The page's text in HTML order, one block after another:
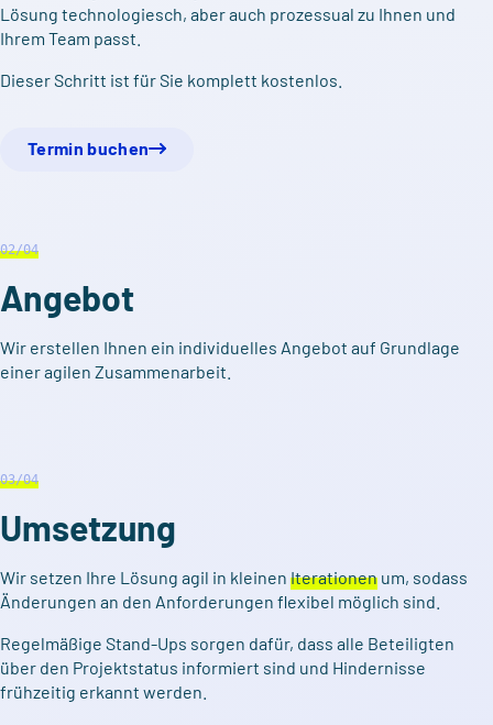
Lösung technologiesch, aber auch prozessual zu Ihnen und
Ihrem Team passt.
Dieser Schritt ist für Sie komplett kostenlos.
Termin buchen
02/04
Angebot
Wir erstellen Ihnen ein individuelles Angebot auf Grundlage
einer agilen Zusammenarbeit.
03/04
Umsetzung
Wir setzen Ihre Lösung agil in kleinen Iterationen um, sodass
Änderungen an den Anforderungen flexibel möglich sind.
Regelmäßige Stand-Ups sorgen dafür, dass alle Beteiligten
über den Projektstatus informiert sind und Hindernisse
frühzeitig erkannt werden.